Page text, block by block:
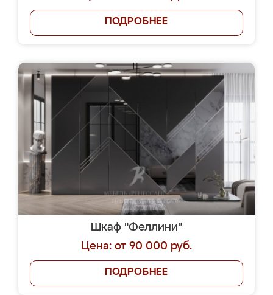
ПОДРОБНЕЕ
Шкаф "Феллини"
Цена: от 90 000 руб.
ПОДРОБНЕЕ